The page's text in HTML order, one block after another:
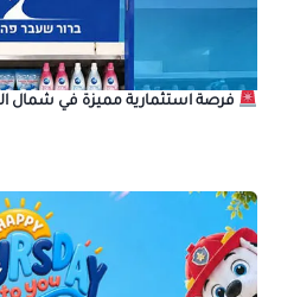
فرصة استثمارية مميزة في شمال